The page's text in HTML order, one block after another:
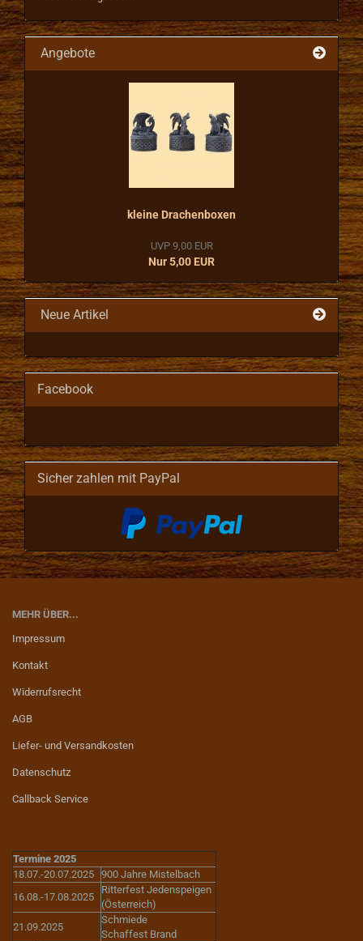
Angebote
kleine Drachenboxen
UVP 9,00 EUR
Nur 5,00 EUR
Neue Artikel
Facebook
Sicher zahlen mit PayPal
MEHR ÜBER...
Impressum
Kontakt
Widerrufsrecht
AGB
Liefer- und Versandkosten
Datenschutz
Callback Service
Termine 2025
18.07.-20.07.2025 900 Jahre Mistelbach
16.08.-17.08.2025
Ritterfest Jedenspeigen
(Österreich)
21.09.2025
Schmiede
Schaffest Brand